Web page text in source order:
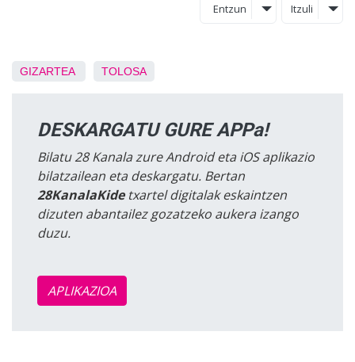
Entzun Itzuli
GIZARTEA TOLOSA
DESKARGATU GURE APPa!
Bilatu 28 Kanala zure Android eta iOS aplikazio
bilatzailean eta deskargatu. Bertan
28KanalaKidetxartel digitalak eskaintzen
dizuten abantailez gozatzeko aukera izango
duzu.
APLIKAZIOA